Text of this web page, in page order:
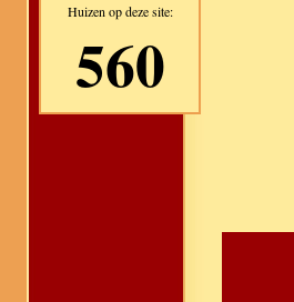
Huizen op deze site:
560